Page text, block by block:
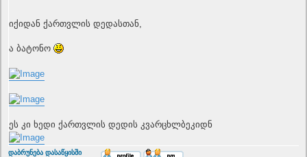
იქიდან ქართვლის დედასთან,
ა ბატონო
ეს კი ხედი ქართვლის დედის კვარცხლბეკიდნ
T
დაბრუნება დასაწყისში